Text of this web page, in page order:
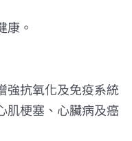
康。
強抗氧化及免疫系統
肌梗塞、心臟病及癌